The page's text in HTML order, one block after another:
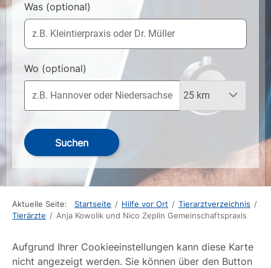
Was (optional)
Wo (optional)
Suchen
Aktuelle Seite: Startseite / Hilfe vor Ort / Tierarztverzeichnis /
Tierärzte / Anja Kowolik und Nico Zeplin Gemeinschaftspraxis
Aufgrund Ihrer Cookieeinstellungen kann diese Karte
nicht angezeigt werden. Sie können über den Button